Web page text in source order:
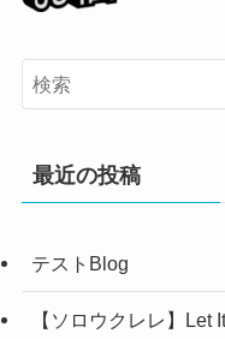
最近の投稿
テストBlog
【ソロウクレレ】Let